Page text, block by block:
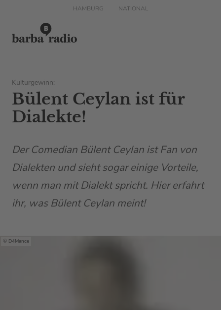
HAMBURG NATIONAL
Kulturgewinn:
Bülent Ceylan ist für
Dialekte!
Der Comedian Bülent Ceylan ist Fan von
Dialekten und sieht sogar einige Vorteile,
wenn man mit Dialekt spricht. Hier erfahrt
ihr, was Bülent Ceylan meint!
D4Mance